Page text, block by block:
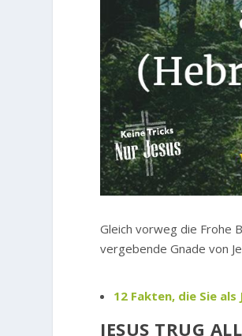
Gleich vorweg die Frohe
vergebende Gnade von
12 Fakten, die Sie
JESUS TRUG